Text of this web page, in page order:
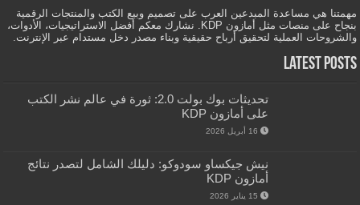
مهمتنا هي مساعدة المبدعين العرب على تصميم وبيع الكتب والمنتجات الرقمية
بنجاح على منصات مثل أمازون KDP. نشارك معكم أفضل الاستراتيجيات، الأدوات،
والشروحات العملية لتحقيق أرباح حقيقية وبناء مصدر دخل مستدام عبر الإنترنت.
Latest Posts
تحديثات بوك بولت 2.0: ثورة في عالم نشر الكتب
على أمازون KDP
16 أبريل 2026
نيش جيكساو سودوكو: دليلك الشامل لتصدر نتائج
أمازون KDP
15 يناير 2026